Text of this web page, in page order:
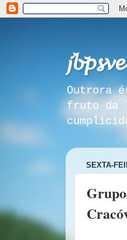
Outrora
fruto da
SEXTA-